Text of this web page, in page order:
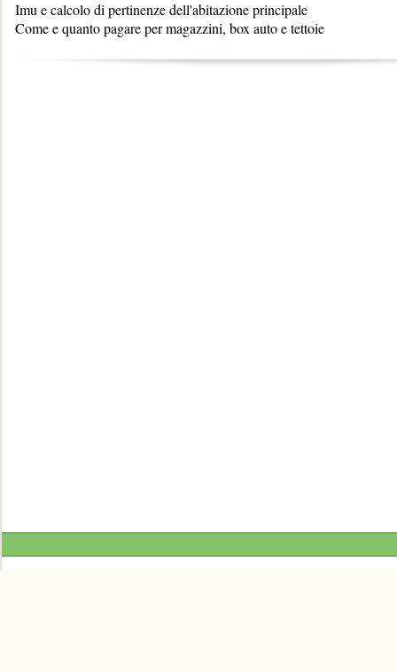
Imu e calcolo di pertinenze dell'abitazione principale
Come e quanto pagare per magazzini, box auto e tettoie